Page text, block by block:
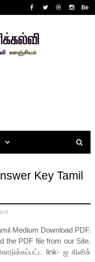
Key Tamil
Medium Download PDF.
the PDF file from our Site.
link- ஐ கிளிக்